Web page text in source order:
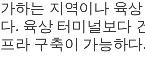
가하는 지역이나 육
다. 육상 터미널보다
프라 구축이 가능하다